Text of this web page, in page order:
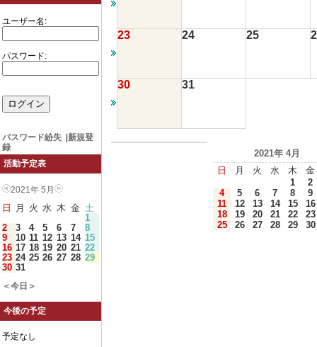
ユーザー名:
パスワード:
パスワード紛失
新規登
録
活動予定表
2021年 5月
日 月 火 水 木 金 土
1
2
3 4 5 6 7
8
9
10 11 12 13 14 15
16 17 18 19 20 21 22
23 24 25 26 27 28 29
30 31
＜今日＞
今後の予定
予定なし
23 24 25
30 31
2021年 4月
日
月 火 水 木
金
1
2
4
5 6 7 8
9
11
12 13 14 15
16
18
19 20 21 22
23
25
26 27 28 29 30